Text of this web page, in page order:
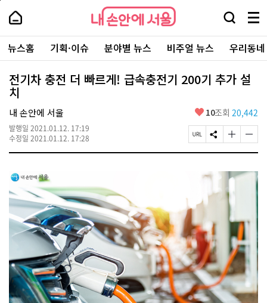
본
로
가
내
손
안
에
서
울
-
서
울
시
대
표
소
통
포
내
손
에
울
검
창
열
기
메
뉴
전
체
보
주
요
서
뉴스홈 기획·이슈 분야별 뉴스 비주얼 뉴스 우리동
전기차 충전 더 빠르게! 급속충전기 200기 추가 설
치
내 손안에 서울
발행일 2021.01.12. 17:19
수정일 2021.01.12. 17:28
좋
요
10조회 20,442
페
이
복
사
S
N
공
유
하
글
자
기
크
게
경
하
기
글
자
기
작
게
변
경
하
기
페
상
단
로